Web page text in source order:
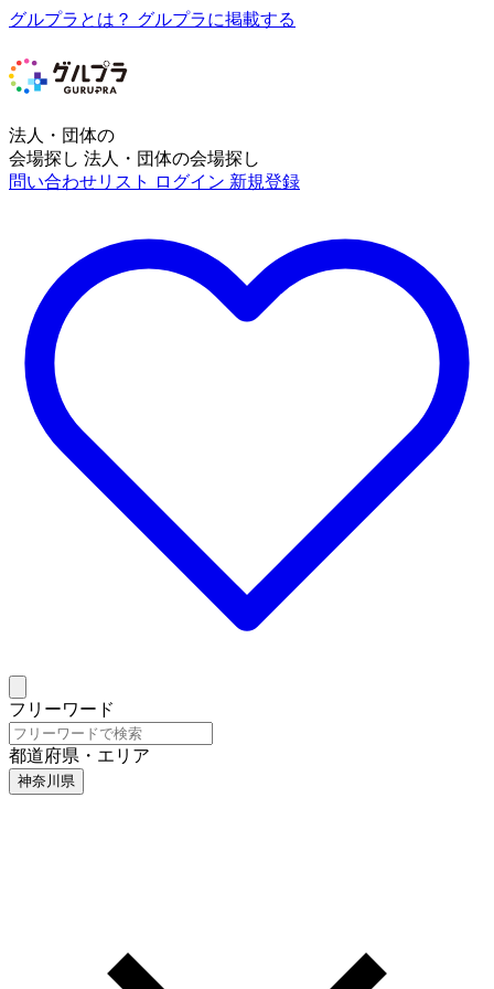
グルプラとは？ グルプラに掲載する
法人・団体の
会場探し 法人・団体の会場探し
問い合わせリスト
ログイン 新規登録
フリーワード
都道府県・エリア
神奈川県